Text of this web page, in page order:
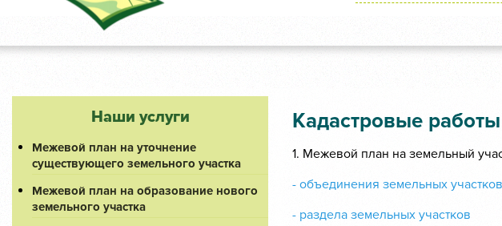
Кадастровые
1. Межевой план на земельный
- объединения земельных участков
- раздела земельных участков
Наши услуги
Межевой план на уточнение
существующего земельного участка
Межевой план на образование нового
земельного участка